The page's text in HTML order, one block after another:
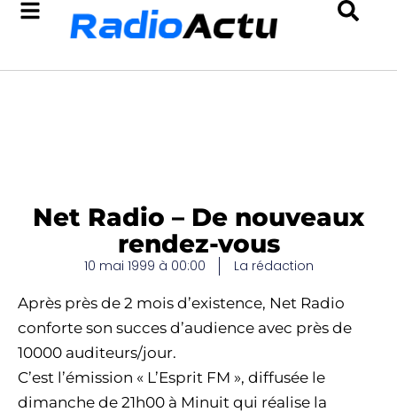
Net Radio – De nouveaux
rendez-vous
10 mai 1999 à 00:00 La rédaction
Après près de 2 mois d’existence, Net Radio
conforte son succes d’audience avec près de
10000 auditeurs/jour.
C’est l’émission « L’Esprit FM », diffusée le
dimanche de 21h00 à Minuit qui réalise la